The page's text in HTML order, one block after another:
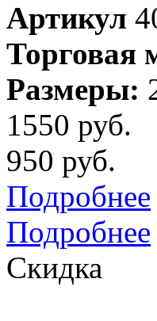
Артикул
Торговая
Размеры:
1550 руб.
950 руб.
Подробнее
Подробнее
Скидка